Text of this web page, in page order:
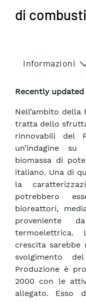
di
Informazioni
Recently updated
Nell’ambito della
tratta dello
rinnovabili del
un’indagine
biomassa di
italiano. Una di
la
potrebbero
bioreattori,
proveniente
termoelettrica.
crescita sarebbe
svolgimento
Produzione è
2000 con le
allegato. Esso